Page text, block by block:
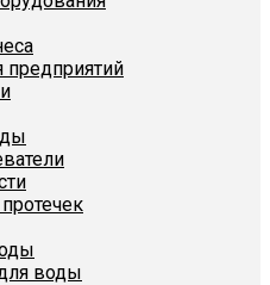
предприятий
воды